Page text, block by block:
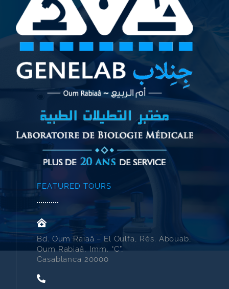
FEATURED TOURS
Bd. Oum Raiaâ – El Oulfa, Rés. Abouab,
Oum Rabiaâ, Imm. “C”,
Casablanca 20000